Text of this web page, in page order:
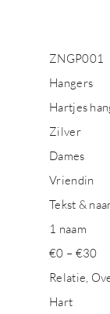
ZNGP001
Hangers
Hartjes
Zilver
Dames
Vriendin
Tekst &
1 naam
€0 – €30
Relatie,
Hart